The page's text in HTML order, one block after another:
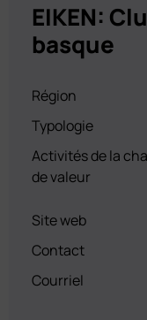
EIKEN:
basque
Région
Typologie
Activités de la
de valeur
Site web
Contact
Courriel